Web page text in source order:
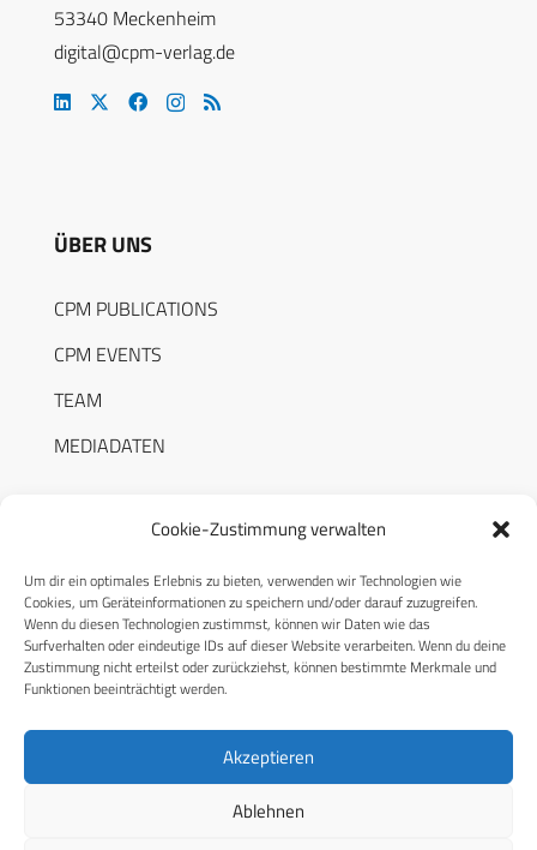
Cookie-Zustimmung verwalten
Um dir ein optimales Erlebnis zu bieten, verwenden wir Technologien wie
Cookies, um Geräteinformationen zu speichern und/oder darauf zuzugreifen.
Wenn du diesen Technologien zustimmst, können wir Daten wie das
Surfverhalten oder eindeutige IDs auf dieser Website verarbeiten. Wenn du deine
Zustimmung nicht erteilst oder zurückziehst, können bestimmte Merkmale und
Funktionen beeinträchtigt werden.
Akzeptieren
Ablehnen
53340 Meckenheim
digital@cpm-verlag.de
ÜBER UNS
CPM PUBLICATIONS
CPM EVENTS
TEAM
MEDIADATEN
RECHTLICHES
Datenschutzerklärung
Cookie-Richtlinie (EU)